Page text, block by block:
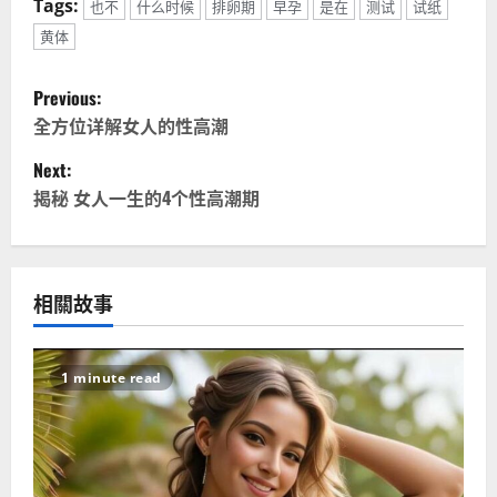
Tags: 也不 什么时候 排卵期 早孕 是在 测试
试纸
黄体
P
o
s
a
v
i
g
Previous:
全方位详解女人的性高潮
Next:
揭秘 女人一生的4个性高潮期
相關故事
1 minute read